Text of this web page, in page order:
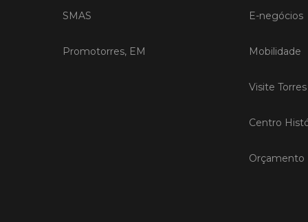
SMAS
Promotorres, EM
E-negócios
Mobilidade
Visite
Centro
Orçamento